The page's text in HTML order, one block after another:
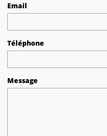
Email
Téléphone
Message